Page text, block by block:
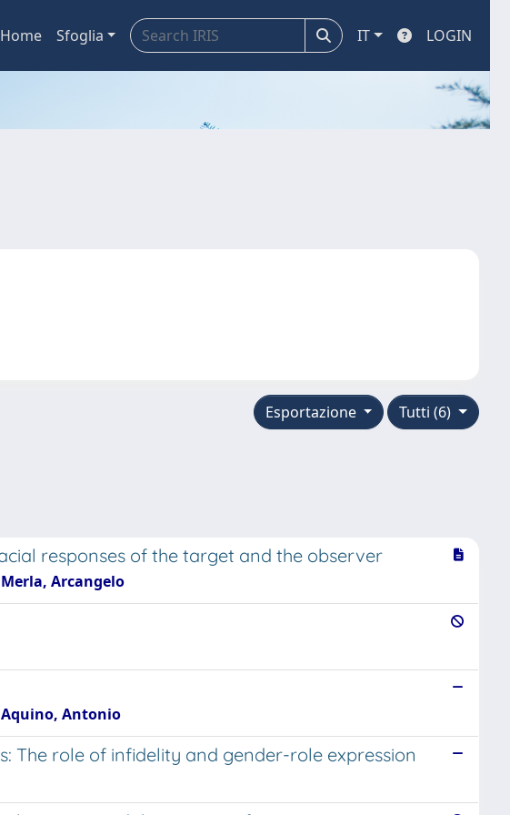
Home Sfoglia IT LOGIN
Tutti (6)
Esportazione
responses of the target and the observer
Arcangelo
Aquino, Antonio
The role of infidelity and gender-role expression